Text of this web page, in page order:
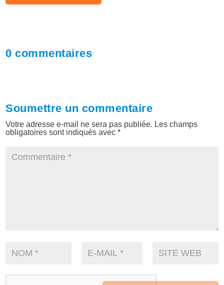
0 commentaires
Soumettre un commentaire
Votre adresse e-mail ne sera pas publiée. Les champs
obligatoires sont indiqués avec*